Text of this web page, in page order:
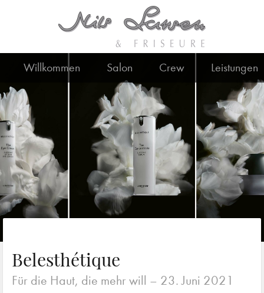
Willkommen Salon Crew Leistungen
Belesthétique
Für die Haut, die mehr will – 23. Juni 2021